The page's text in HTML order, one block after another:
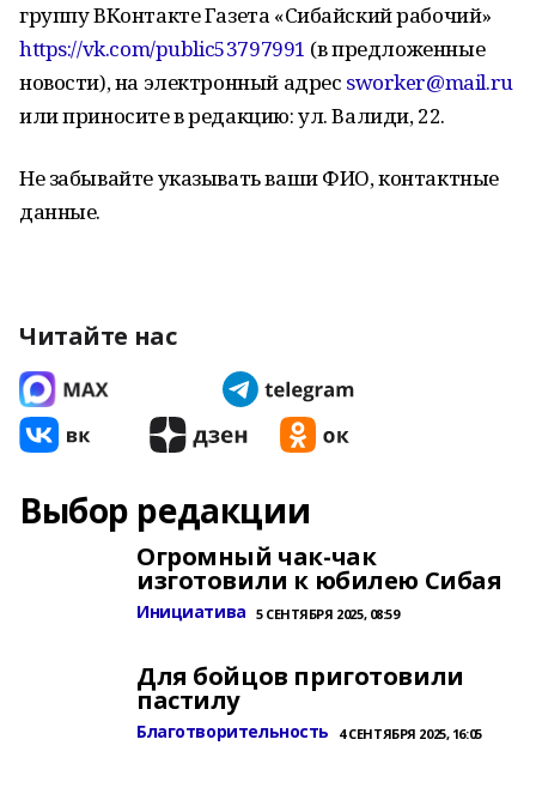
группу ВКонтакте Газета «Сибайский рабочий»
https://vk.com/public53797991 (в предложенные
новости), на электронный адрес sworker@mail.ru
или приносите в редакцию: ул. Валиди, 22.
Не забывайте указывать ваши ФИО, контактные
данные.
Читайте нас
Выбор редакции
Огромный чак-чак
изготовили к юбилею Сибая
Инициатива 5 СЕНТЯБРЯ 2025, 08:59
Для бойцов приготовили
пастилу
Благотворительность 4 СЕНТЯБРЯ 2025, 16:05